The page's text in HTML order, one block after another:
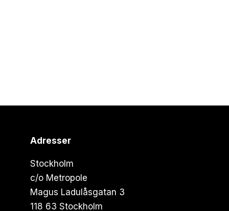
Adresser
Stockholm
c/o Metropole
Magus Ladulåsgatan 3
118 63 Stockholm